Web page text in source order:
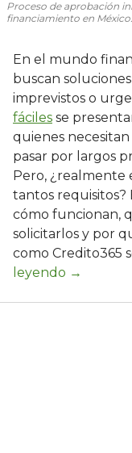
Proceso de aprobación
financiamiento en México.
En el mundo
buscan
imprevistos o
fáciles se
quienes
pasar por largos
Pero, ¿realmente
tantos requisitos?
cómo funcionan,
solicitarlos y por
como Credito365